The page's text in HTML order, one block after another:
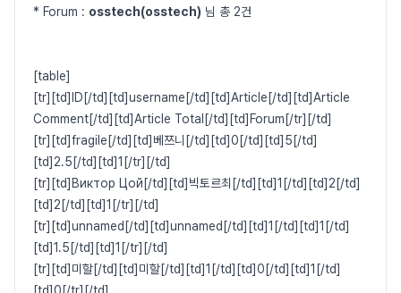
* Forum : osstech(osstech) 님 총 2건
[table]
[tr][td]ID[/td][td]username[/td][td]Article[/td][td]Article
Comment[/td][td]Article Total[/td][td]Forum[/tr][/td]
[tr][td]fragile[/td][td]베쯔니[/td][td]0[/td][td]5[/td]
[td]2.5[/td][td]1[/tr][/td]
[tr][td]Виктор Цой[/td][td]빅토르최[/td][td]1[/td][td]2[/td]
[td]2[/td][td]1[/tr][/td]
[tr][td]unnamed[/td][td]unnamed[/td][td]1[/td][td]1[/td]
[td]1.5[/td][td]1[/tr][/td]
[tr][td]미할[/td][td]미할[/td][td]1[/td][td]0[/td][td]1[/td]